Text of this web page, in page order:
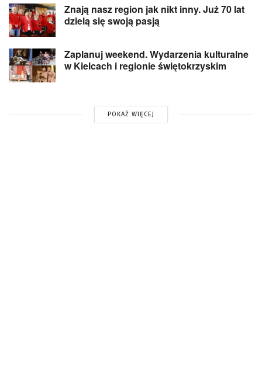
Znają nasz region jak nikt inny. Już 70 lat
dzielą się swoją pasją
Zaplanuj weekend. Wydarzenia kulturalne
w Kielcach i regionie świętokrzyskim
POKAŻ WIĘCEJ